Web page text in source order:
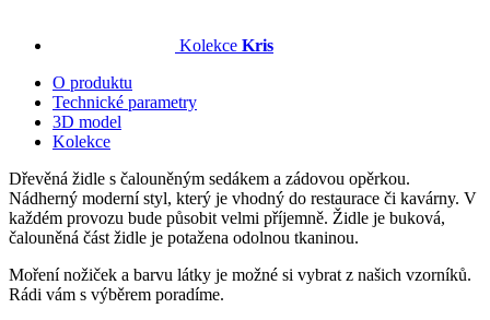
Kolekce Kris
O produktu
Technické parametry
3D model
Kolekce
Dřevěná židle s čalouněným sedákem a zádovou opěrkou.
Nádherný moderní styl, který je vhodný do restaurace či kavárny. V
každém provozu bude působit velmi příjemně. Židle je buková,
čalouněná část židle je potažena odolnou tkaninou.
Moření nožiček a barvu látky je možné si vybrat z našich vzorníků.
Rádi vám s výběrem poradíme.